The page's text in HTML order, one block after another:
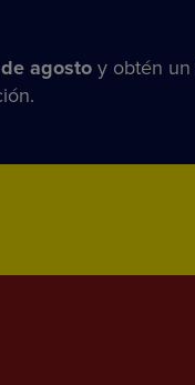
agosto y obtén un